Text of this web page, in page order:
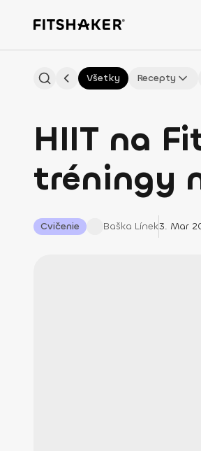
Všetky Recepty
HIIT na
tréningy
Cvičenie Baška Línek3. Mar